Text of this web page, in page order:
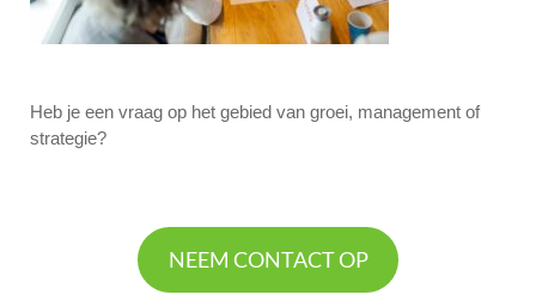
Heb je een vraag op het gebied van groei, management of
strategie?
NEEM CONTACT OP